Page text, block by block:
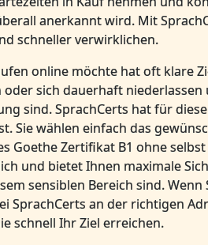
anerkannt wird. Mit
schneller verwirklichen.
online möchte hat oft klare
sich dauerhaft niederlassen
sind. SprachCerts hat für
Sie wählen einfach das
Goethe Zertifikat B1 ohne
und bietet Ihnen maximale
sensiblen Bereich sind.
SprachCerts an der richtigen
schnell Ihr Ziel erreichen.